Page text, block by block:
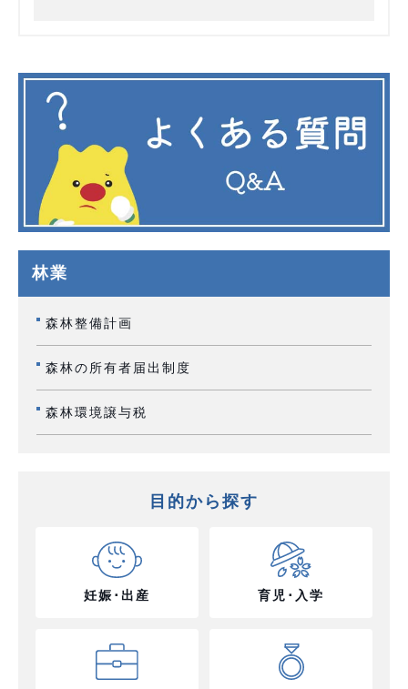
林業
森林整備計画
森林の所有者届出制度
森林環境譲与税
目的から探す
妊娠･出産 育児･入学